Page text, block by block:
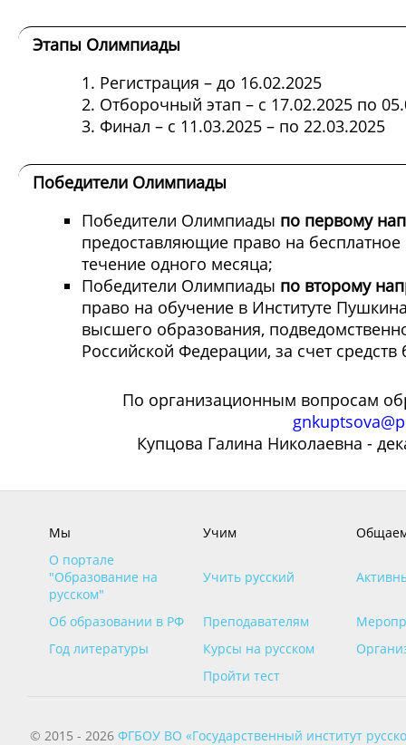
Этапы Олимпиады
Регистрация – до 16.02.2025
Отборочный этап – с 17.02.2025 по
Финал – с 11.03.2025 – по 22.03.2025
Победители Олимпиады
Победители Олимпиады по первому
предоставляющие право на
течение одного месяца;
Победители Олимпиады по второму
право на обучение в Институте
высшего образования,
Российской Федерации, за счет
По организационным вопросам
Купцова Галина Николаевна -
Мы Учим
О портале
"Образование на
русском"
Учить русский
Об образовании в РФ Преподавателям
Год литературы
Курсы на русском
Пройти тест
© 2015 - 2026 ФГБОУ ВО «Государственный институт